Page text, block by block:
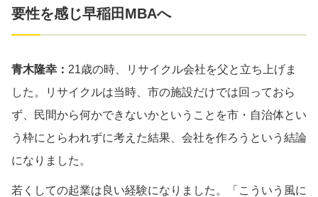
要性を感じ早稲田MBAへ
青木隆幸： 21歳の時、リサイクル会社を父と立ち上げま
した。リサイクルは当時、市の施設だけでは回っておら
ず、民間から何かできないかということを市・自治体とい
う枠にとらわれずに考えた結果、会社を作ろうという結論
になりました。
若くしての起業は良い経験になりました。「こういう風に